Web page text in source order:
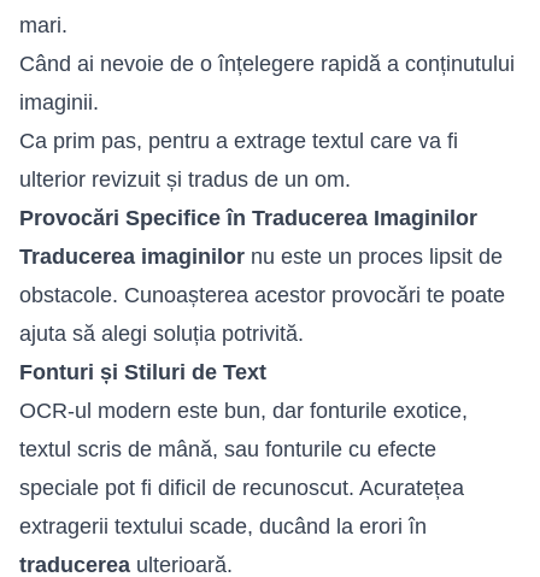
mari.
Când ai nevoie de o înțelegere rapidă a conținutului
imaginii.
Ca prim pas, pentru a extrage textul care va fi
ulterior revizuit și tradus de un om.
Provocări Specifice în Traducerea Imaginilor
Traducerea imaginilor nu este un proces lipsit de
obstacole. Cunoașterea acestor provocări te poate
ajuta să alegi soluția potrivită.
Fonturi și Stiluri de Text
OCR-ul modern este bun, dar fonturile exotice,
textul scris de mână, sau fonturile cu efecte
speciale pot fi dificil de recunoscut. Acuratețea
extragerii textului scade, ducând la erori în
traducerea ulterioară.